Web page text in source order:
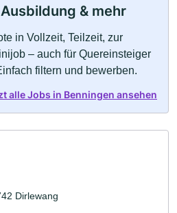
& mehr
in Vollzeit, Teilzeit, zur
– auch für Quereinsteiger
filtern und bewerben.
alle Jobs in Benningen ansehen
Dirlewang